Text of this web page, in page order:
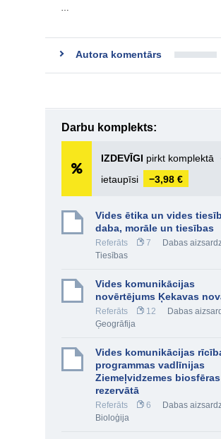
…
Autora komentārs
Darbu komplekts:
IZDEVĪGI pirkt komplektā
ietaupīsi
−3,98 €
Vides ētika un vides
daba, morāle un tiesības
Referāts 7 Dabas
Tiesības
Vides komunikācijas
novērtējums Ķekavas
Referāts 12 Dabas
Ģeogrāfija
Vides komunikācijas
programmas vadlīnijas
Ziemeļvidzemes biosfēras
rezervātā
Referāts 6 Dabas
Bioloģija